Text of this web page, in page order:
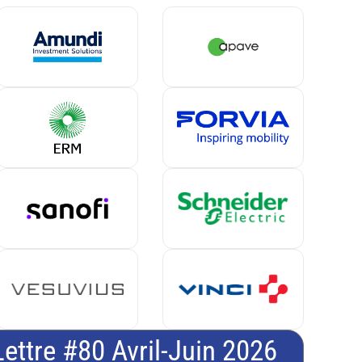
#80 Avril-Juin 2026